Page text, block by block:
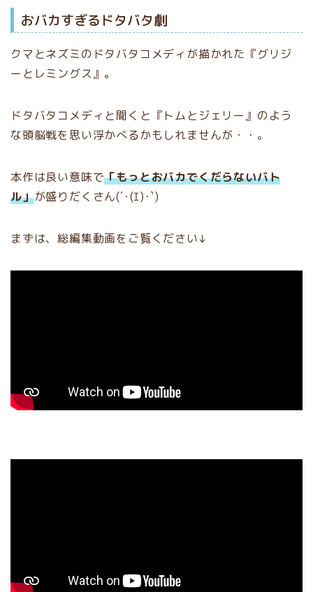
おバカすぎるドタバタ劇
クマとネズミのドタバタコメディが描かれた『グリジ
ーとレミングス』。
ドタバタコメディと聞くと『トムとジェリー』のよう
な頭脳戦を思い浮かべるかもしれませんが・・。
本作は良い意味で「もっとおバカでくだらないバト
ル」が盛りだくさん(´･(ｴ)･`)
まずは、総編集動画をご覧ください↓